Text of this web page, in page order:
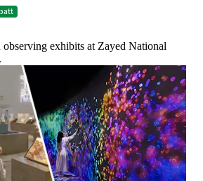
exhibits at Zayed National